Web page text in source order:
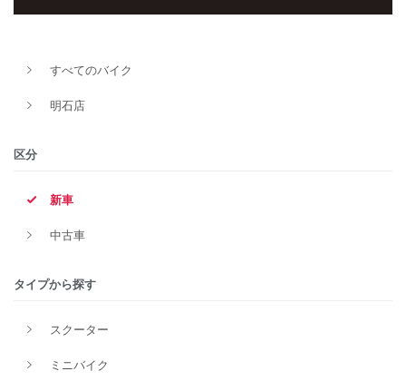
すべてのバイク
明石店
区分
新車
中古車
タイプから探す
スクーター
ミニバイク
排気量
価格